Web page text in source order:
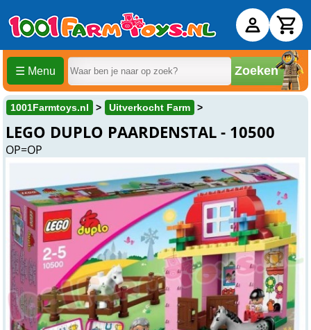
☰ Menu Zoeken
1001Farmtoys.nl Uitverkocht Farm
LEGO DUPLO PAARDENSTAL - 10500
OP=OP